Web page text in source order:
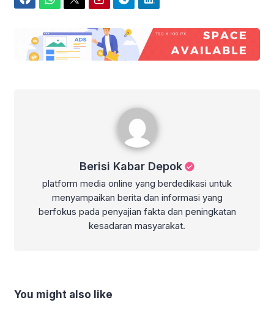
Berisi Kabar Depok
platform media online yang berdedikasi untuk
menyampaikan berita dan informasi yang
berfokus pada penyajian fakta dan peningkatan
kesadaran masyarakat.
You might also like